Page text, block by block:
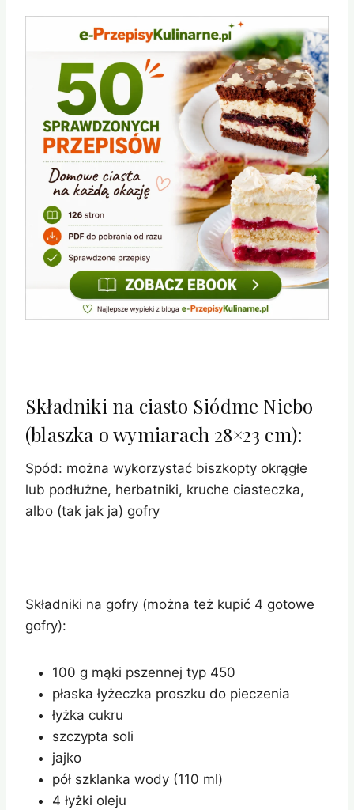
Składniki na ciasto Siódme Niebo
(blaszka o wymiarach 28×23 cm):
Spód: można wykorzystać biszkopty okrągłe
lub podłużne, herbatniki, kruche ciasteczka,
albo (tak jak ja) gofry
Składniki na gofry (można też kupić 4 gotowe
gofry):
100 g mąki pszennej typ 450
płaska łyżeczka proszku do pieczenia
łyżka cukru
szczypta soli
jajko
pół szklanka wody (110 ml)
4 łyżki oleju